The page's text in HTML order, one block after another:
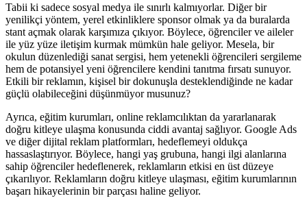
Tabii ki sadece sosyal medya ile sınırlı kalmıyorlar. Diğer bir
yenilikçi yöntem, yerel etkinliklere sponsor olmak ya da buralarda
stant açmak olarak karşımıza çıkıyor. Böylece, öğrenciler ve aileler
ile yüz yüze iletişim kurmak mümkün hale geliyor. Mesela, bir
okulun düzenlediği sanat sergisi, hem yetenekli öğrencileri sergileme
hem de potansiyel yeni öğrencilere kendini tanıtma fırsatı sunuyor.
Etkili bir reklamın, kişisel bir dokunuşla desteklendiğinde ne kadar
güçlü olabileceğini düşünmüyor musunuz?
Ayrıca, eğitim kurumları, online reklamcılıktan da yararlanarak
doğru kitleye ulaşma konusunda ciddi avantaj sağlıyor. Google Ads
ve diğer dijital reklam platformları, hedeflemeyi oldukça
hassaslaştırıyor. Böylece, hangi yaş grubuna, hangi ilgi alanlarına
sahip öğrenciler hedeflenerek, reklamların etkisi en üst düzeye
çıkarılıyor. Reklamların doğru kitleye ulaşması, eğitim kurumlarının
başarı hikayelerinin bir parçası haline geliyor.